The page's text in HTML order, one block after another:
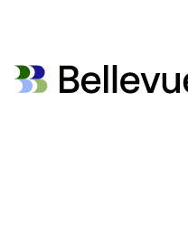
Bellevue Group AG